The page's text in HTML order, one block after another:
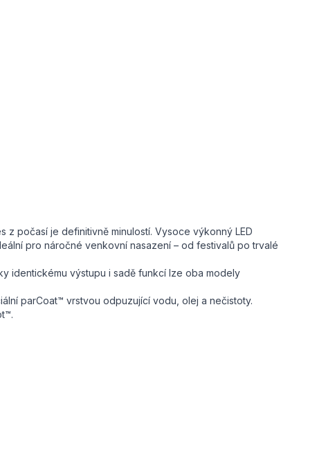
počasí je definitivně minulostí. Vysoce výkonný LED
pro náročné venkovní nasazení – od festivalů po trvalé
identickému výstupu i sadě funkcí lze oba modely
parCoat™ vrstvou odpuzující vodu, olej a nečistoty.